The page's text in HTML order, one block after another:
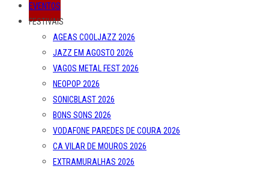
EVENTOS
FESTIVAIS
AGEAS COOLJAZZ 2026
JAZZ EM AGOSTO 2026
VAGOS METAL FEST 2026
NEOPOP 2026
SONICBLAST 2026
BONS SONS 2026
VODAFONE PAREDES DE COURA 2026
CA VILAR DE MOUROS 2026
EXTRAMURALHAS 2026